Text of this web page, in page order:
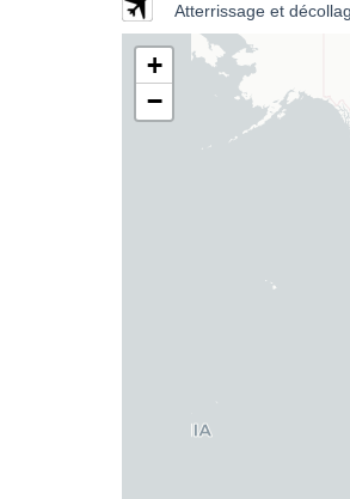
Atterrissage et
+
−